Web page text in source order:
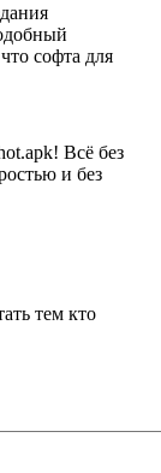
софта для
Всё без
и без
тем кто